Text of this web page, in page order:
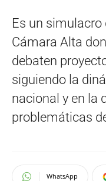
Es un
Cámara Alta
debaten
siguiendo la
nacional y en la
problemáticas
WhatsApp